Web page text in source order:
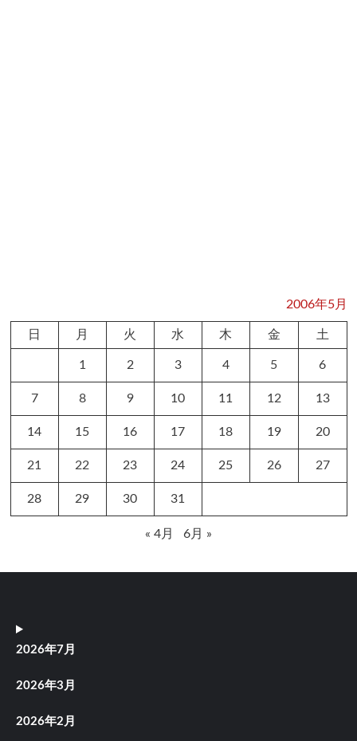
2006年5月
日 月 火 水 木 金 土
1 2 3 4 5 6
7 8 9 10 11 12 13
14 15 16 17 18 19 20
21 22 23 24 25 26 27
28 29 30 31
« 4月 6月 »
2026年7月
2026年3月
2026年2月